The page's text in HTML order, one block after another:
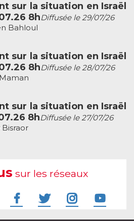
sur la situation en Israël
8hDiffusée le 29/07/26
Bahloul
sur la situation en Israël
8hDiffusée le 28/07/26
sur la situation en Israël
8hDiffusée le 27/07/26
Bisraor
sur les réseaux